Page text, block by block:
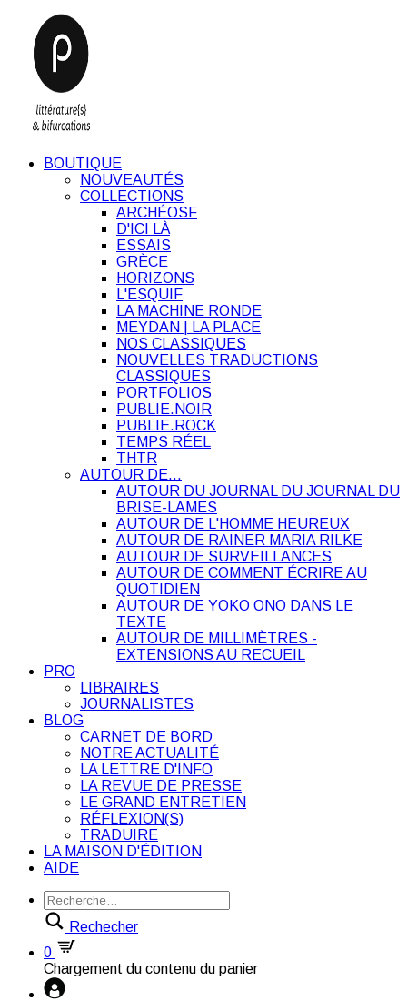
BOUTIQUE
NOUVEAUTÉS
COLLECTIONS
ARCHÉOSF
D'ICI LÀ
ESSAIS
GRÈCE
HORIZONS
L'ESQUIF
LA MACHINE RONDE
MEYDAN | LA PLACE
NOS CLASSIQUES
NOUVELLES TRADUCTIONS
CLASSIQUES
PORTFOLIOS
PUBLIE.NOIR
PUBLIE.ROCK
TEMPS RÉEL
THTR
AUTOUR DE…
AUTOUR DU JOURNAL DU JOURNAL DU
BRISE-LAMES
AUTOUR DE L'HOMME HEUREUX
AUTOUR DE RAINER MARIA RILKE
AUTOUR DE SURVEILLANCES
AUTOUR DE COMMENT ÉCRIRE AU
QUOTIDIEN
AUTOUR DE YOKO ONO DANS LE
TEXTE
AUTOUR DE MILLIMÈTRES -
EXTENSIONS AU RECUEIL
PRO
LIBRAIRES
JOURNALISTES
BLOG
CARNET DE BORD
NOTRE ACTUALITÉ
LA LETTRE D'INFO
LA REVUE DE PRESSE
LE GRAND ENTRETIEN
RÉFLEXION(S)
TRADUIRE
LA MAISON D'ÉDITION
AIDE
Rechecher
0
Chargement du contenu du panier